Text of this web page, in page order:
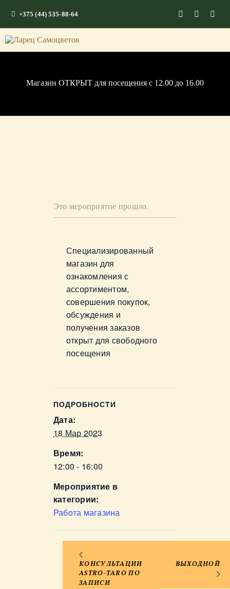
+375 (44) 535-88-64
Магазин ОТКРЫТ для посещения c 12.00 до 16.00
ГЛАВНАЯ
ЭНЕРГИЯ ФОРМ
МАГАЗИН
Это мероприятие прошло.
Специализированный
магазин для
ознакомления с
ассортиментом,
совершения покупок,
обсуждения и
получения заказов
открыт для свободного
посещения
ПОДРОБНОСТИ
Дата:
18 Мар 2023
Время:
12:00 - 16:00
Мероприятие в
категории:
Работа магазина
КОНСУЛЬТАЦИИ
ASTRO-TARO ПО
ЗАПИСИ
ВЫХОДНОЙ